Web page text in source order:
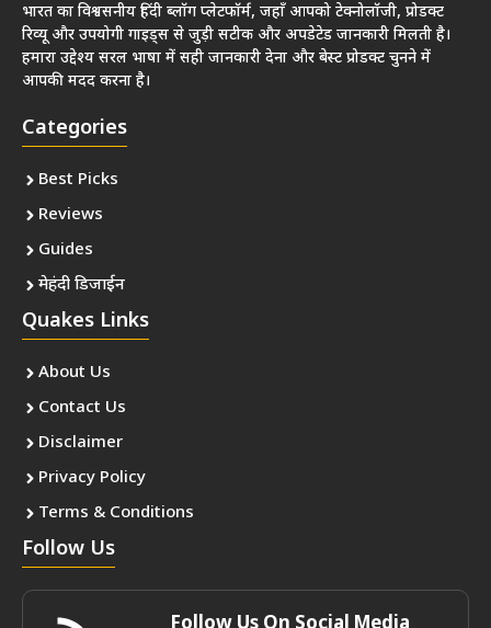
भारत का विश्वसनीय हिंदी ब्लॉग प्लेटफॉर्म, जहाँ आपको टेक्नोलॉजी, प्रोडक्ट
रिव्यू और उपयोगी गाइड्स से जुड़ी सटीक और अपडेटेड जानकारी मिलती है।
हमारा उद्देश्य सरल भाषा में सही जानकारी देना और बेस्ट प्रोडक्ट चुनने में
आपकी मदद करना है।
Categories
Best Picks
Reviews
Guides
मेहंदी डिजाईन
Quakes Links
About Us
Contact Us
Disclaimer
Privacy Policy
Terms & Conditions
Follow Us